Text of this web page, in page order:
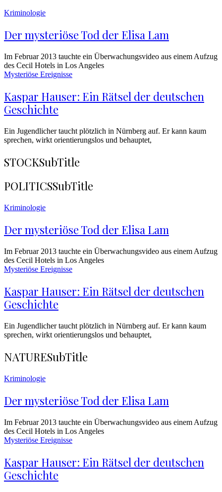
Kriminologie
Der mysteriöse Tod der Elisa Lam
Im Februar 2013 tauchte ein Überwachungsvideo aus einem Aufzug
des Cecil Hotels in Los Angeles
Mysteriöse Ereignisse
Kaspar Hauser: Ein Rätsel der deutschen
Geschichte
Ein Jugendlicher taucht plötzlich in Nürnberg auf. Er kann kaum
sprechen, wirkt orientierungslos und behauptet,
STOCKSubTitle
POLITICSSubTitle
Kriminologie
Der mysteriöse Tod der Elisa Lam
Im Februar 2013 tauchte ein Überwachungsvideo aus einem Aufzug
des Cecil Hotels in Los Angeles
Mysteriöse Ereignisse
Kaspar Hauser: Ein Rätsel der deutschen
Geschichte
Ein Jugendlicher taucht plötzlich in Nürnberg auf. Er kann kaum
sprechen, wirkt orientierungslos und behauptet,
NATURESubTitle
Kriminologie
Der mysteriöse Tod der Elisa Lam
Im Februar 2013 tauchte ein Überwachungsvideo aus einem Aufzug
des Cecil Hotels in Los Angeles
Mysteriöse Ereignisse
Kaspar Hauser: Ein Rätsel der deutschen
Geschichte